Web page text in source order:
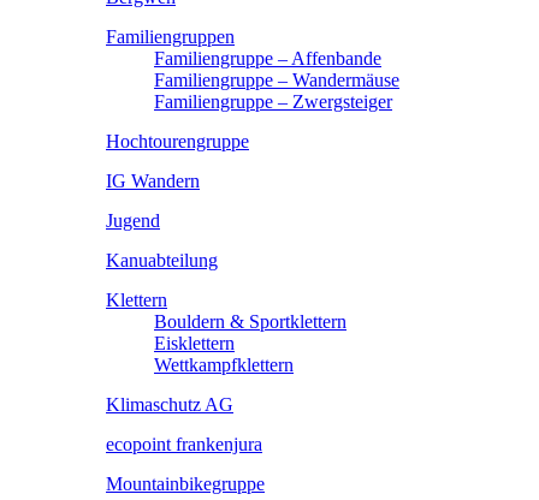
Familiengruppen
Familiengruppe – Affenbande
Familiengruppe – Wandermäuse
Familiengruppe – Zwergsteiger
Hochtourengruppe
IG Wandern
Jugend
Kanuabteilung
Klettern
Bouldern & Sportklettern
Eisklettern
Wettkampfklettern
Klimaschutz AG
ecopoint frankenjura
Mountainbikegruppe